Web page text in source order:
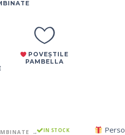
POVEȘTILE
PAMBELLA
IN STOCK